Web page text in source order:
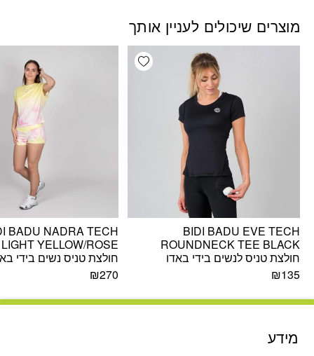
מוצרים שיכולים לעניין אותך
Add wishlist
BIDI BADU EVE TECH
ROUNDNECK TEE BLACK
חולצת טניס לנשים בידי באדו
₪135
BADU NADRA TECH
YELLOW/ROSE
חולצת טניס נשים בידי
₪270
מידע